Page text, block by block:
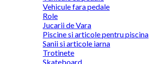
Vehicule fara pedale
Role
Jucarii de Vara
Piscine si articole pentru piscina
Sanii si articole iarna
Trotinete
Skateboard